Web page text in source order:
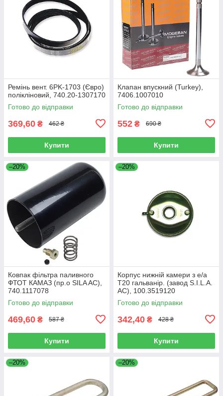
Ремінь вент. 6PK-1703 (Євро)
полікліновий, 740.20-1307170
Готово до відправки
369,60 ₴ 462 ₴
Купити
Клапан впускний (Turkey),
7406.1007010
Готово до відправки
552 ₴ 690 ₴
Купити
–20%
Ковпак фільтра паливного
ФТОТ КАМАЗ (пр.о SILA AC),
740.1117078
Готово до відправки
469,60 ₴ 587 ₴
Купити
–20%
Корпус нижній камери з е/а
Т20 гальванір. (завод S.I.L.A.
AC), 100.3519120
Готово до відправки
342,40 ₴ 428 ₴
Купити
–20% –20%